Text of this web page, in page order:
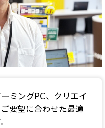
ミングPC、クリエイ
要望に合わせた最適